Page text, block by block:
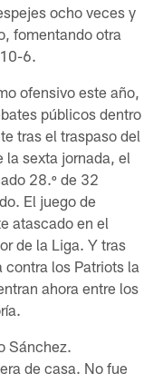
ocho veces y
fomentando otra
6.
ofensivo este año,
públicos dentro
tras el traspaso del
la sexta jornada, el
28.º de 32
El juego de
atascado en el
de la Liga. Y tras
contra los Patriots la
ahora entre los
Sánchez.
de casa. No fue